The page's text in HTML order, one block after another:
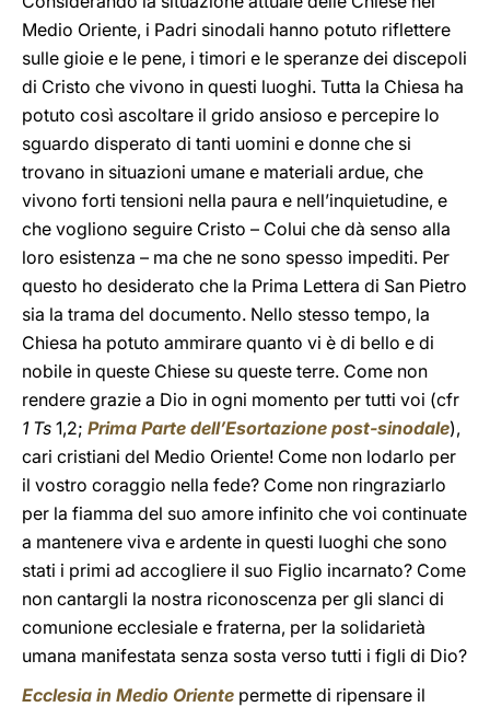
Medio Oriente, i Padri sinodali hanno potuto riflettere
sulle gioie e le pene, i timori e le speranze dei discepoli
di Cristo che vivono in questi luoghi. Tutta la Chiesa ha
potuto così ascoltare il grido ansioso e percepire lo
sguardo disperato di tanti uomini e donne che si
trovano in situazioni umane e materiali ardue, che
vivono forti tensioni nella paura e nell’inquietudine, e
che vogliono seguire Cristo – Colui che dà senso alla
loro esistenza – ma che ne sono spesso impediti. Per
questo ho desiderato che la Prima Lettera di San Pietro
sia la trama del documento. Nello stesso tempo, la
Chiesa ha potuto ammirare quanto vi è di bello e di
nobile in queste Chiese su queste terre. Come non
rendere grazie a Dio in ogni momento per tutti voi (cfr
1 Ts 1,2; Prima Parte dell’Esortazione post-sinodale),
cari cristiani del Medio Oriente! Come non lodarlo per
il vostro coraggio nella fede? Come non ringraziarlo
per la fiamma del suo amore infinito che voi continuate
a mantenere viva e ardente in questi luoghi che sono
stati i primi ad accogliere il suo Figlio incarnato? Come
non cantargli la nostra riconoscenza per gli slanci di
comunione ecclesiale e fraterna, per la solidarietà
umana manifestata senza sosta verso tutti i figli di Dio?
Ecclesia in Medio Oriente permette di ripensare il